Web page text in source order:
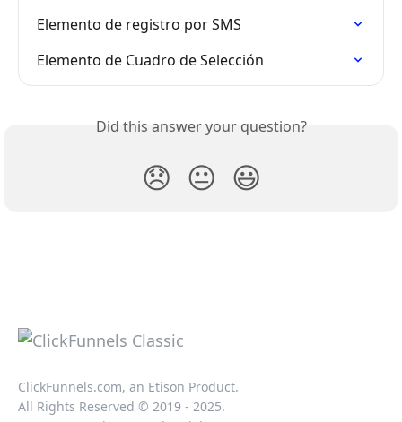
Elemento de registro por SMS
Elemento de Cuadro de Selección
Did this answer your question?
😞 😐 😃
ClickFunnels.com, an Etison Product.
All Rights Reserved © 2019 - 2025.